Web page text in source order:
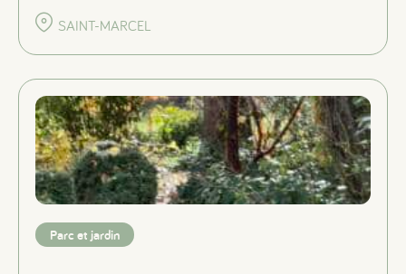
SAINT-MARCEL
Parc et jardin